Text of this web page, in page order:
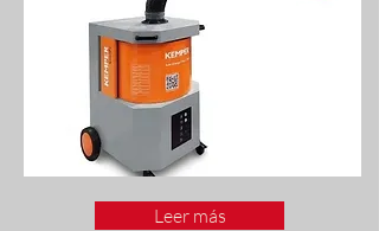
Leer más